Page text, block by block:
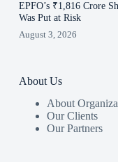
EPFO’s ₹1,816 Crore
Was Put at Risk
August 3, 2026
About Us
About
Our Clients
Our Partners